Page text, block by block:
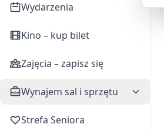
Wydarzenia
Kino – kup bilet
Zajęcia – zapisz się
Wynajem sal i sprzętu
Strefa Seniora